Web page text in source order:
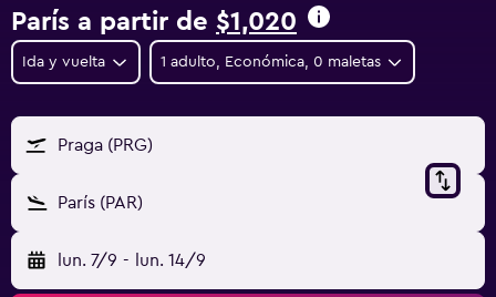
París a partir de $1,020
Ida y vuelta 1 adulto, Económica, 0 maletas
Praga (PRG)
París (PAR)
lun. 7/9 - lun. 14/9